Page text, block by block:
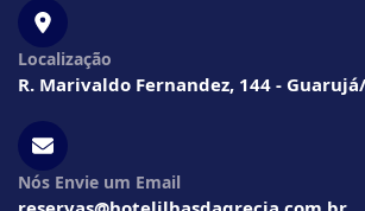
Localização
R. Marivaldo Fernandez, 144 - Guarujá/
Nós Envie um Email